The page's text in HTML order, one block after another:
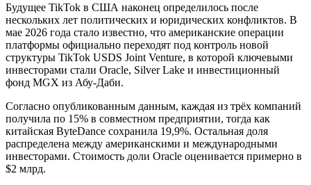
Будущее TikTok в США наконец определилось после
нескольких лет политических и юридических конфликтов. В
мае 2026 года стало известно, что американские операции
платформы официально переходят под контроль новой
структуры TikTok USDS Joint Venture, в которой ключевыми
инвесторами стали Oracle, Silver Lake и инвестиционный
фонд MGX из Абу-Даби.
Согласно опубликованным данным, каждая из трёх компаний
получила по 15% в совместном предприятии, тогда как
китайская ByteDance сохранила 19,9%. Остальная доля
распределена между американскими и международными
инвесторами. Стоимость доли Oracle оценивается примерно в
$2 млрд.